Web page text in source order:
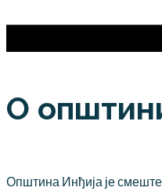
О
Општина Инђија је